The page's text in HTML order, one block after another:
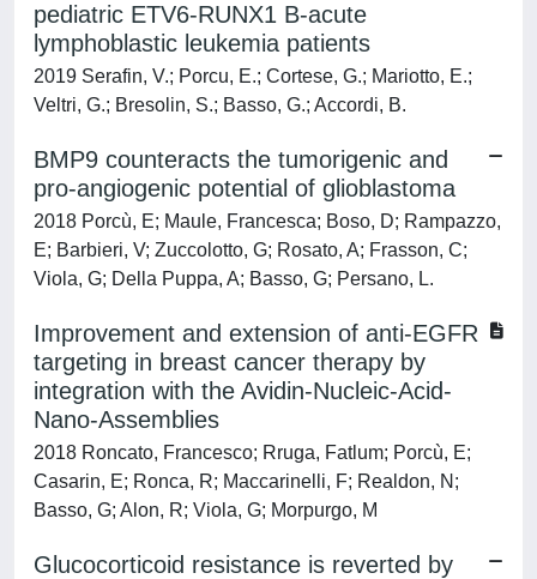
pediatric ETV6-RUNX1 B-acute
lymphoblastic leukemia patients
2019 Serafin, V.; Porcu, E.; Cortese, G.; Mariotto, E.;
Veltri, G.; Bresolin, S.; Basso, G.; Accordi, B.
BMP9 counteracts the tumorigenic and
pro-angiogenic potential of glioblastoma
2018 Porcù, E; Maule, Francesca; Boso, D; Rampazzo,
E; Barbieri, V; Zuccolotto, G; Rosato, A; Frasson, C;
Viola, G; Della Puppa, A; Basso, G; Persano, L.
Improvement and extension of anti-EGFR
targeting in breast cancer therapy by
integration with the Avidin-Nucleic-Acid-
Nano-Assemblies
2018 Roncato, Francesco; Rruga, Fatlum; Porcù, E;
Casarin, E; Ronca, R; Maccarinelli, F; Realdon, N;
Basso, G; Alon, R; Viola, G; Morpurgo, M
Glucocorticoid resistance is reverted by